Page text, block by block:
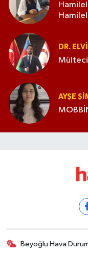
DR.
AYŞE
Beyoğlu Hava